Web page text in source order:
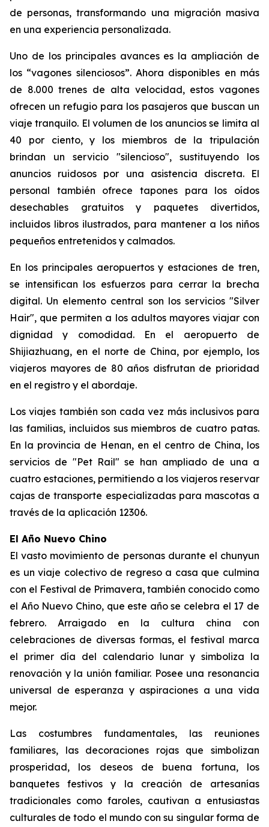
de personas, transformando una migración masiva
en una experiencia personalizada.
Uno de los principales avances es la ampliación de
los “vagones silenciosos”. Ahora disponibles en más
de 8.000 trenes de alta velocidad, estos vagones
ofrecen un refugio para los pasajeros que buscan un
viaje tranquilo. El volumen de los anuncios se limita al
40 por ciento, y los miembros de la tripulación
brindan un servicio "silencioso", sustituyendo los
anuncios ruidosos por una asistencia discreta. El
personal también ofrece tapones para los oídos
desechables gratuitos y paquetes divertidos,
incluidos libros ilustrados, para mantener a los niños
pequeños entretenidos y calmados.
En los principales aeropuertos y estaciones de tren,
se intensifican los esfuerzos para cerrar la brecha
digital. Un elemento central son los servicios "Silver
Hair", que permiten a los adultos mayores viajar con
dignidad y comodidad. En el aeropuerto de
Shijiazhuang, en el norte de China, por ejemplo, los
viajeros mayores de 80 años disfrutan de prioridad
en el registro y el abordaje.
Los viajes también son cada vez más inclusivos para
las familias, incluidos sus miembros de cuatro patas.
En la provincia de Henan, en el centro de China, los
servicios de "Pet Rail" se han ampliado de una a
cuatro estaciones, permitiendo a los viajeros reservar
cajas de transporte especializadas para mascotas a
través de la aplicación 12306.
El Año Nuevo Chino
El vasto movimiento de personas durante el chunyun
es un viaje colectivo de regreso a casa que culmina
con el Festival de Primavera, también conocido como
el Año Nuevo Chino, que este año se celebra el 17 de
febrero. Arraigado en la cultura china con
celebraciones de diversas formas, el festival marca
el primer día del calendario lunar y simboliza la
renovación y la unión familiar. Posee una resonancia
universal de esperanza y aspiraciones a una vida
mejor.
Las costumbres fundamentales, las reuniones
familiares, las decoraciones rojas que simbolizan
prosperidad, los deseos de buena fortuna, los
banquetes festivos y la creación de artesanías
tradicionales como faroles, cautivan a entusiastas
culturales de todo el mundo con su singular forma de